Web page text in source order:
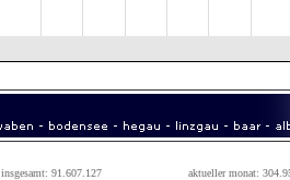
insgesamt: 91.607.127
aktueller monat: